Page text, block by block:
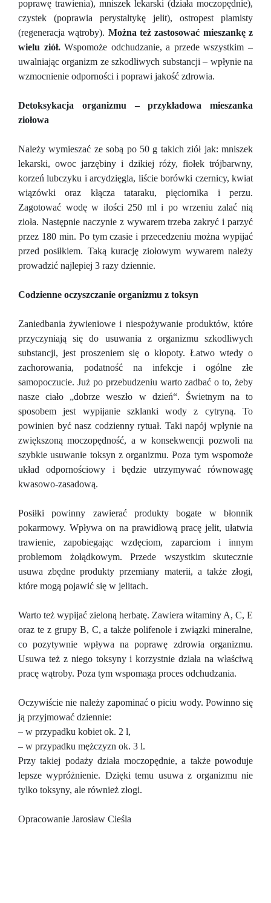
poprawę trawienia), mniszek lekarski (działa moczopędnie),
czystek (poprawia perystaltykę jelit), ostropest plamisty
(regeneracja wątroby). Można też zastosować mieszankę z
wielu ziół.Wspomoże odchudzanie, a przede wszystkim –
uwalniając organizm ze szkodliwych substancji – wpłynie na
wzmocnienie odporności i poprawi jakość zdrowia.
Detoksykacja organizmu – przykładowa mieszanka
ziołowa
Należy wymieszać ze sobą po 50 g takich ziół jak: mniszek
lekarski, owoc jarzębiny i dzikiej róży, fiołek trójbarwny,
korzeń lubczyku i arcydzięgla, liście borówki czernicy, kwiat
wiązówki oraz kłącza tataraku, pięciornika i perzu.
Zagotować wodę w ilości 250 ml i po wrzeniu zalać nią
zioła. Następnie naczynie z wywarem trzeba zakryć i parzyć
przez 180 min. Po tym czasie i przecedzeniu można wypijać
przed posiłkiem. Taką kurację ziołowym wywarem należy
prowadzić najlepiej 3 razy dziennie.
Codzienne oczyszczanie organizmu z toksyn
Zaniedbania żywieniowe i niespożywanie produktów, które
przyczyniają się do usuwania z organizmu szkodliwych
substancji, jest proszeniem się o kłopoty. Łatwo wtedy o
zachorowania, podatność na infekcje i ogólne złe
samopoczucie. Już po przebudzeniu warto zadbać o to, żeby
nasze ciało „dobrze weszło w dzień“. Świetnym na to
sposobem jest wypijanie szklanki wody z cytryną. To
powinien być nasz codzienny rytuał. Taki napój wpłynie na
zwiększoną moczopędność, a w konsekwencji pozwoli na
szybkie usuwanie toksyn z organizmu. Poza tym wspomoże
układ odpornościowy i będzie utrzymywać równowagę
kwasowo-zasadową.
Posiłki powinny zawierać produkty bogate w błonnik
pokarmowy. Wpływa on na prawidłową pracę jelit, ułatwia
trawienie, zapobiegając wzdęciom, zaparciom i innym
problemom żołądkowym. Przede wszystkim skutecznie
usuwa zbędne produkty przemiany materii, a także złogi,
które mogą pojawić się w jelitach.
Warto też wypijać zieloną herbatę. Zawiera witaminy A, C, E
oraz te z grupy B, C, a także polifenole i związki mineralne,
co pozytywnie wpływa na poprawę zdrowia organizmu.
Usuwa też z niego toksyny i korzystnie działa na właściwą
pracę wątroby. Poza tym wspomaga proces odchudzania.
Oczywiście nie należy zapominać o piciu wody. Powinno się
ją przyjmować dziennie:
– w przypadku kobiet ok. 2 l,
– w przypadku mężczyzn ok. 3 l.
Przy takiej podaży działa moczopędnie, a także powoduje
lepsze wypróżnienie. Dzięki temu usuwa z organizmu nie
tylko toksyny, ale również złogi.
Opracowanie Jarosław Cieśla